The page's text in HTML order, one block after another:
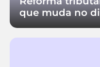
que muda no